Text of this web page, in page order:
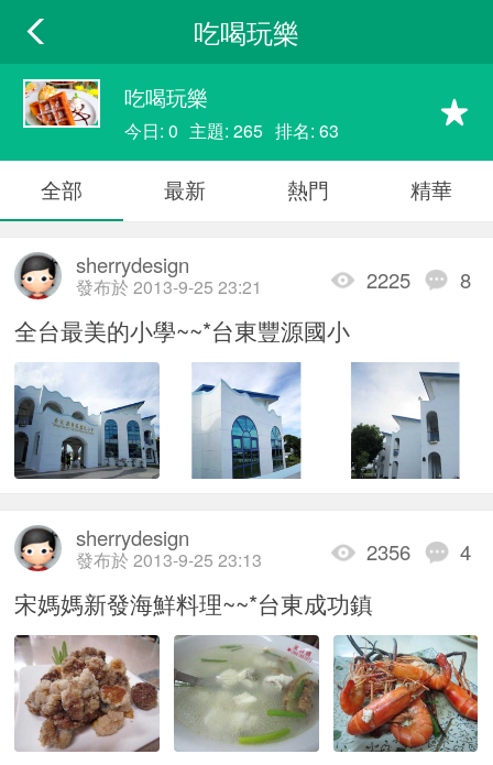
吃喝玩樂
吃喝玩樂
今日: 0 主題: 265 排名: 63
全部 最新 熱門 精華
2225 8
sherrydesign
發布於 2013-9-25 23:21
全台最美的小學~~*台東豐源國小
2356 4
sherrydesign
發布於 2013-9-25 23:13
宋媽媽新發海鮮料理~~*台東成功鎮